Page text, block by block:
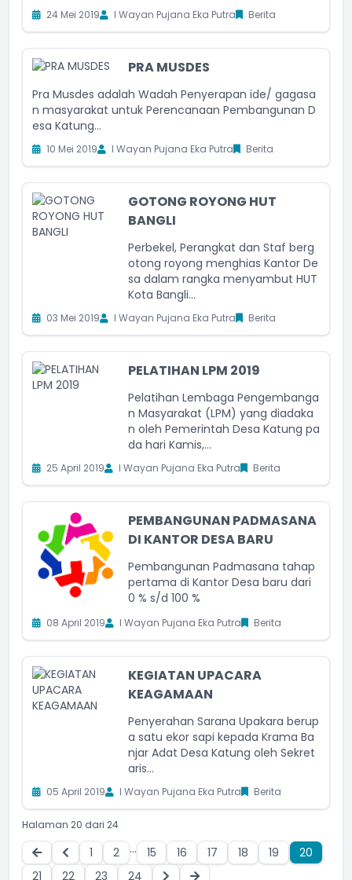
24 Mei 2019 I Wayan Pujana Eka Putra Berita
PRA MUSDES
Pra Musdes adalah Wadah Penyerapan ide/ gagasa
n masyarakat untuk Perencanaan Pembangunan D
esa Katung...
10 Mei 2019 I Wayan Pujana Eka Putra Berita
GOTONG ROYONG HUT
BANGLI
Perbekel, Perangkat dan Staf berg
otong royong menghias Kantor De
sa dalam rangka menyambut HUT
Kota Bangli...
03 Mei 2019 I Wayan Pujana Eka Putra Berita
PELATIHAN LPM 2019
Pelatihan Lembaga Pengembanga
n Masyarakat (LPM) yang diadaka
n oleh Pemerintah Desa Katung pa
da hari Kamis,...
25 April 2019 I Wayan Pujana Eka Putra Berita
PEMBANGUNAN PADMASANA
DI KANTOR DESA BARU
Pembangunan Padmasana tahap
pertama di Kantor Desa baru dari
0 % s/d 100 %
08 April 2019 I Wayan Pujana Eka Putra Berita
KEGIATAN UPACARA
KEAGAMAAN
Penyerahan Sarana Upakara berup
a satu ekor sapi kepada Krama Ba
njar Adat Desa Katung oleh Sekret
aris...
05 April 2019 I Wayan Pujana Eka Putra Berita
Halaman 20 dari 24
1 2 ... 15 16 17 18 19
20
21
22 23 24